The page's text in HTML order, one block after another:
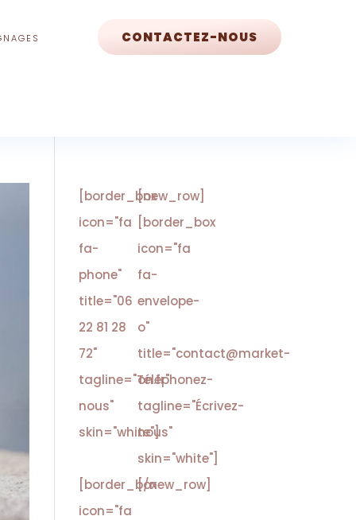
CONTACTEZ-NOUS
[new_row]
[border_box
icon="fa
fa-
phone"
title="06
22 81 28
72"
tagline="Téléphonez-
nous"
skin="white"]
[border_box
icon="fa
fa-
envelope-
o"
title="contact@market-
on.fr"
tagline="Écrivez-
nous"
skin="white"]
[border_box
icon="fa
[/new_row]